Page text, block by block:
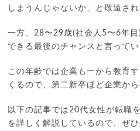
しまうんじゃないか」と敬遠さ
一方、28〜29歳(社会人5〜6年
できる最後のチャンスと言ってい
この年齢では企業も一から教育
くるので、第二新卒ほど企業か
以下の記事では20代女性が転職
を詳しく解説しているので、ぜ